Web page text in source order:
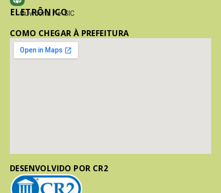
ELETRÔNICO
Ouvidoria / e-SIC
COMO CHEGAR À PREFEITURA
DESENVOLVIDO POR CR2